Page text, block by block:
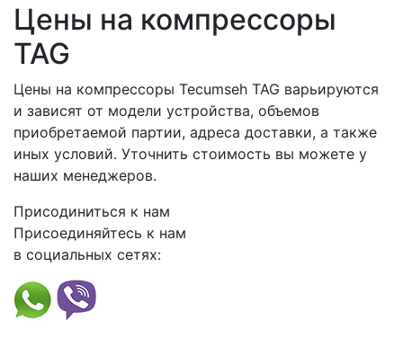
Цены на компрессоры
TAG
Цены на компрессоры Tecumseh TAG варьируются
и зависят от модели устройства, объемов
приобретаемой партии, адреса доставки, а также
иных условий. Уточнить стоимость вы можете у
наших менеджеров.
Присодиниться к нам
Присоединяйтесь к нам
в социальных сетях: